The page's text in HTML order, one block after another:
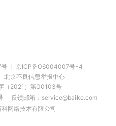
京ICP备06004007号-4
北京不良信息举报中心
（2021）第00103号
反馈邮箱：service@baike.com
网络技术有限公司